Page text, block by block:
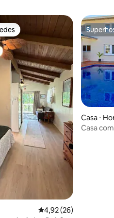
4,92 de uma
4,92 (26)
Casa ⋅
Casa